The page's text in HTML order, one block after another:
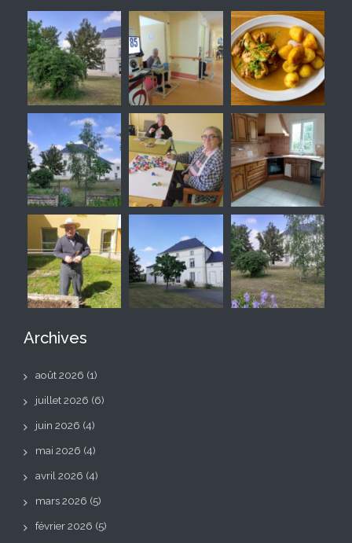
Archives
août 2026 (1)
juillet 2026 (6)
juin 2026 (4)
mai 2026 (4)
avril 2026 (4)
mars 2026 (5)
février 2026 (5)